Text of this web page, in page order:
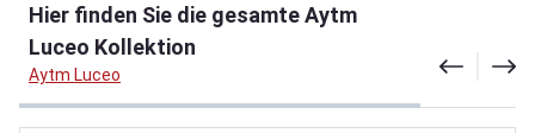
Hier finden Sie die gesamte Aytm
Luceo Kollektion
Aytm Luceo